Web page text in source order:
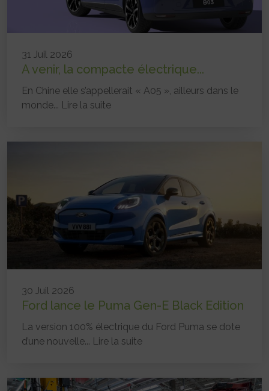
31 Juil 2026
A venir, la compacte électrique...
En Chine elle s’appellerait « A05 », ailleurs dans le
monde... Lire la suite
30 Juil 2026
Ford lance le Puma Gen-E Black Edition
La version 100% électrique du Ford Puma se dote
d’une nouvelle... Lire la suite